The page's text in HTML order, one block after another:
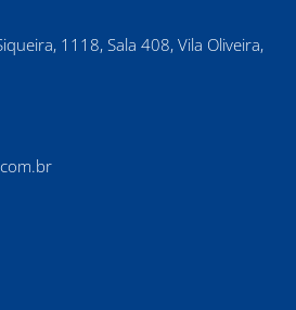
1118, Sala 408, Vila Oliveira,